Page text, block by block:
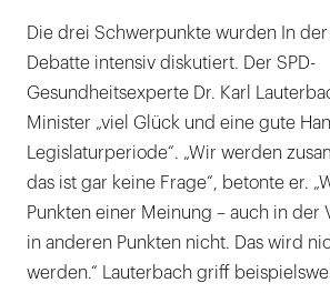
Die drei Schwerpunkte wurden In
Debatte intensiv diskutiert. Der SPD-
Gesundheitsexperte Dr. Karl
Minister „viel Glück und eine gute
Legislaturperiode“. „Wir werden
das ist gar keine Frage“, betonte er.
Punkten einer Meinung – auch in der
in anderen Punkten nicht. Das wird
werden.“ Lauterbach griff